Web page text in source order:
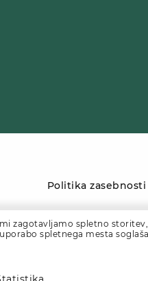
Politika zasebnosti
zagotavljamo spletno
spletnega mesta